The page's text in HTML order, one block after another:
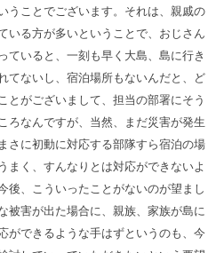
うことでございます。それは、親戚の
いる方が多いということで、おじさん
ていると、一刻も早く大島、島に行き
てないし、宿泊場所もないんだと、ど
とがございまして、担当の部署にそう
ろなんですが、当然、まだ災害が発生
さに初動に対応する部隊すら宿泊の場
まく、すんなりとは対応ができないよ
後、こういったことがないのが望まし
被害が出た場合に、親族、家族が島に
ができるような手はずというのも、今